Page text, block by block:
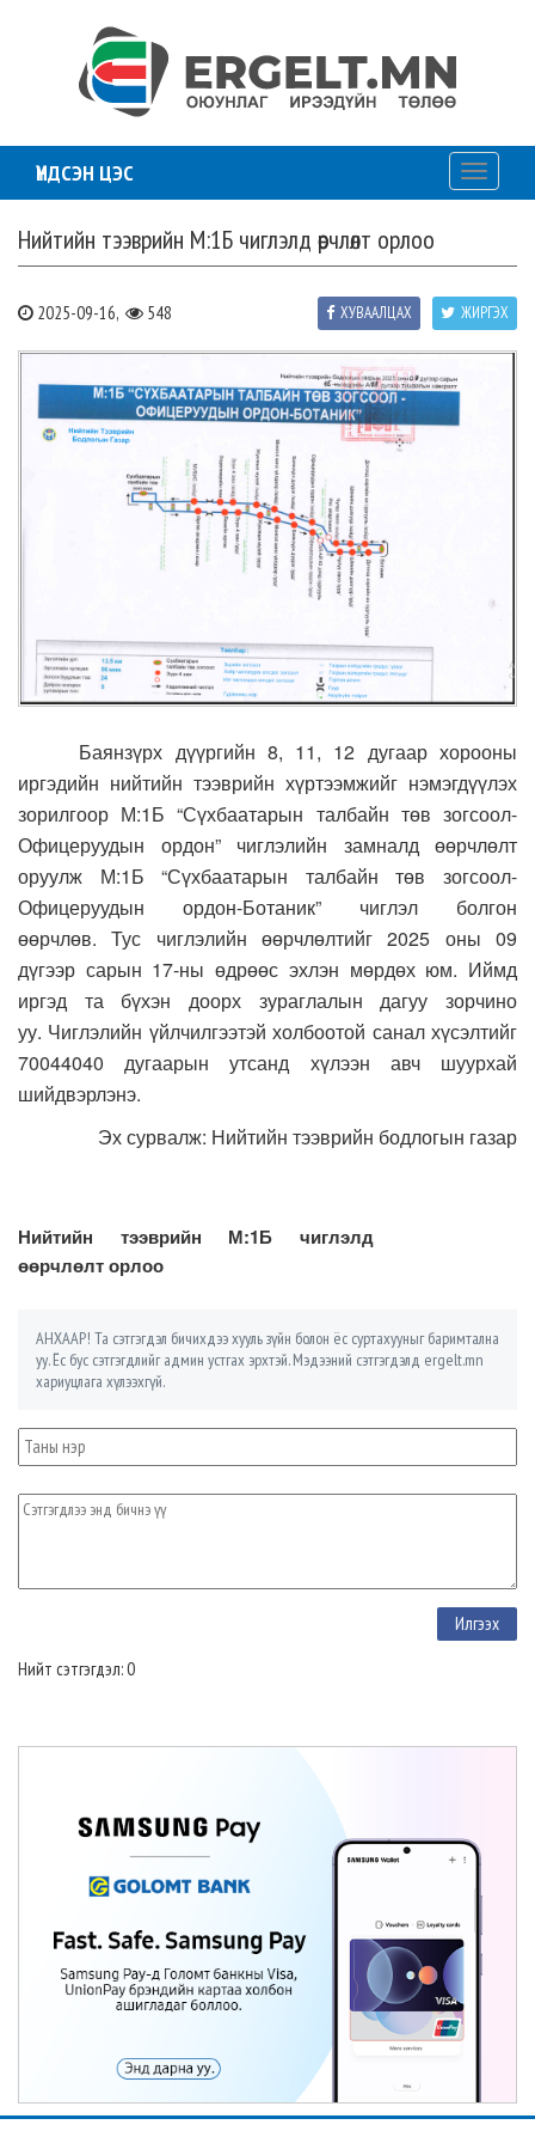
ҮНДСЭН ЦЭС
Toggle
Нийтийн тээврийн М:1Б чиглэлд өөрчлөлт орлоо
2025-09-16, 548 ЖИРГЭХ
ХУВААЛЦАХ
Баянзүрх дүүргийн 8, 11, 12 дугаар хорооны
иргэдийн нийтийн тээврийн хүртээмжийг нэмэгдүүлэх
зорилгоор М:1Б “Сүхбаатарын талбайн төв зогсоол-
Офицеруудын ордон” чиглэлийн замналд өөрчлөлт
оруулж М:1Б “Сүхбаатарын талбайн төв зогсоол-
Офицеруудын ордон-Ботаник” чиглэл болгон
өөрчлөв.Тус чиглэлийн өөрчлөлтийг 2025 оны 09
дүгээр сарын 17-ны өдрөөс эхлэн мөрдөх юм. Иймд
иргэд та бүхэн доорх зураглалын дагуу зорчино
уу. Чиглэлийн үйлчилгээтэй холбоотой санал хүсэлтийг
70044040 дугаарын утсанд хүлээн авч шуурхай
шийдвэрлэнэ.
Эх сурвалж: Нийтийн тээврийн бодлогын газар
Нийтийн тээврийн М:1Б чиглэлд
өөрчлөлт орлоо
АНХААР! Та сэтгэгдэл бичихдээ хууль зүйн болон ёс суртахууныг баримтална
уу. Ёс бус сэтгэгдлийг админ устгах эрхтэй. Мэдээний сэтгэгдэлд ergelt.mn
хариуцлага хүлээхгүй.
Нийт сэтгэгдэл: 0